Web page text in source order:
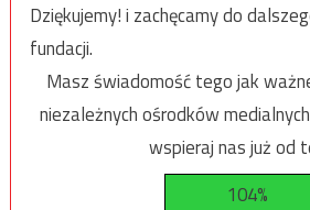
Dziękujemy! i zachęcamy do
fundacji.
Masz świadomość tego jak
niezależnych ośrodków
wspieraj nas już od
104%